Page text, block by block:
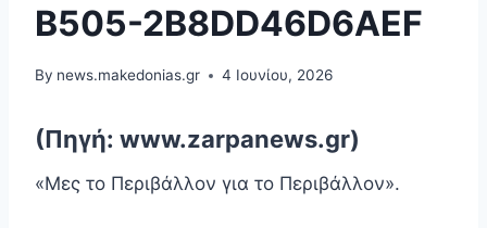
B505-2B8DD46D6AEF
By news.makedonias.gr 4 Ιουνίου, 2026
(Πηγή: www.zarpanews.gr)
«Μες το Περιβάλλον για το Περιβάλλον».